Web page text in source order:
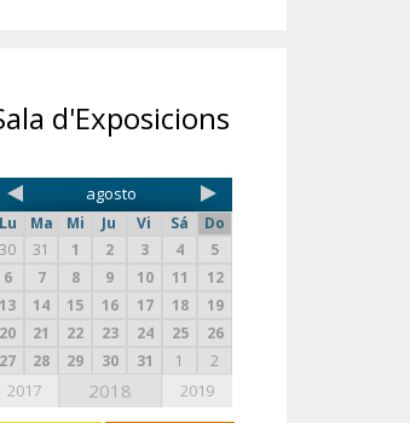
d'Exposicions
agosto
Lu Ma Mi Ju Vi Sá
Do
30
31 1 2 3 4
5
6
7 8 9 10 11
12
13
14 15 16 17 18
19
20
21 22 23 24 25
26
27
28 29 30 31 1 2
2017 2018 2019